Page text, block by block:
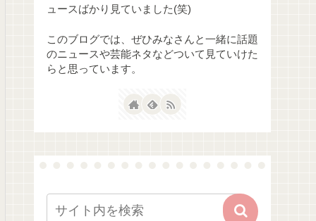
ュースばかり見ていました(笑)
このブログでは、ぜひみなさんと一緒に話題
のニュースや芸能ネタなどついて見ていけた
らと思っています。